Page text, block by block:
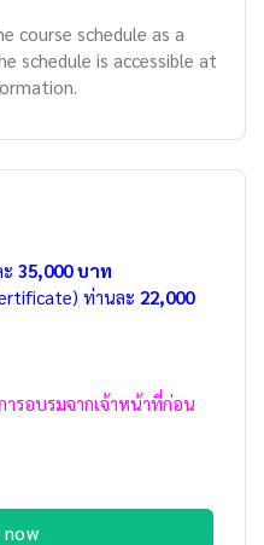
course schedule as a
schedule is accessible at
35,000 บาท
ท่านละ 22,000
รอบรมจากเจ้าหน้าที่ก่อน